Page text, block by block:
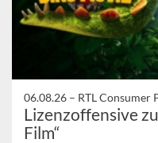
06.08.26 – RTL Consumer
Lizenzoffensive
Film“